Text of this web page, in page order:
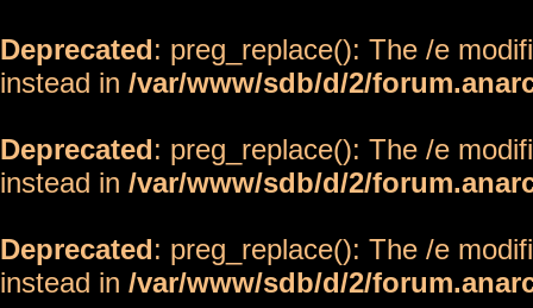
Deprecated: preg_replace(): The /e
instead in /var/www/sdb/d/2/
Deprecated: preg_replace(): The /e
instead in /var/www/sdb/d/2/
Deprecated: preg_replace(): The /e
instead in /var/www/sdb/d/2/